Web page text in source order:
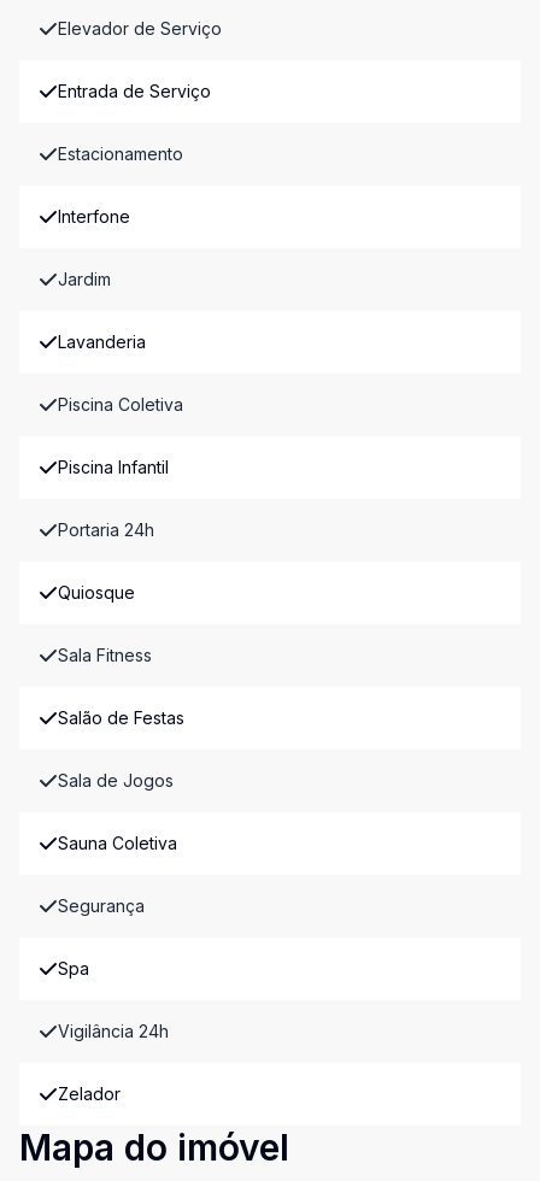
Elevador de Serviço
Entrada de Serviço
Estacionamento
Interfone
Jardim
Lavanderia
Piscina Coletiva
Piscina Infantil
Portaria 24h
Quiosque
Sala Fitness
Salão de Festas
Sala de Jogos
Sauna Coletiva
Segurança
Spa
Vigilância 24h
Zelador
Mapa do imóvel